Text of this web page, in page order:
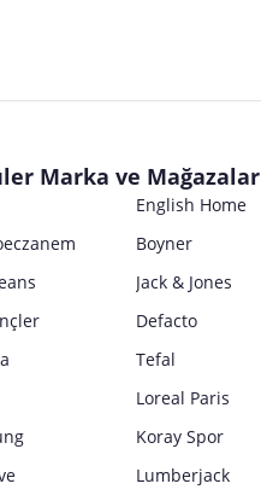
Marka ve Mağazalar
English Home
Boyner
Jack & Jones
Defacto
Tefal
Loreal Paris
Koray Spor
Lumberjack